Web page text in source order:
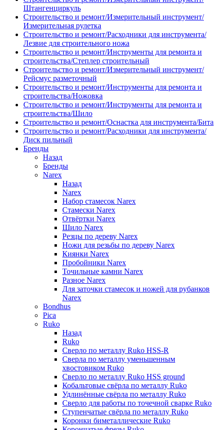
Штангенциркуль
Строительство и ремонт/Измерительный инструмент/
Измерительная рулетка
Строительство и ремонт/Расходники для инструмента/
Лезвие для строительного ножа
Строительство и ремонт/Инструменты для ремонта и
строительства/Степлер строительный
Строительство и ремонт/Измерительный инструмент/
Рейсмус разметочный
Строительство и ремонт/Инструменты для ремонта и
строительства/Ножовка
Строительство и ремонт/Инструменты для ремонта и
строительства/Шило
Строительство и ремонт/Оснастка для инструмента/Бита
Строительство и ремонт/Расходники для инструмента/
Диск пильный
Бренды
Назад
Бренды
Narex
Назад
Narex
Набор стамесок Narex
Стамески Narex
Отвёртки Narex
Шило Narex
Резцы по дереву Narex
Ножи для резьбы по дереву Narex
Киянки Narex
Пробойники Narex
Точильные камни Narex
Разное Narex
Для заточки стамесок и ножей для рубанков
Narex
Bondhus
Pica
Ruko
Назад
Ruko
Сверло по металлу Ruko HSS-R
Сверла по металлу уменьшенным
хвостовиком Ruko
Сверло по металлу Ruko HSS ground
Кобальтовые свёрла по металлу Ruko
Удлинённые свёрла по металлу Ruko
Сверло для работы по точечной сварке Ruko
Ступенчатые свёрла по металлу Ruko
Коронки биметаллические Ruko